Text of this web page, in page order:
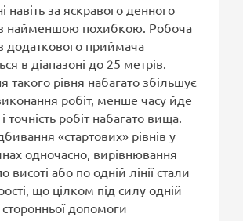
навіть за яскравого денного
з найменшою похибкою. Робоча
додаткового приймача
в діапазоні до 25 метрів.
такого рівня набагато збільшує
робіт, менше часу йде
точність робіт набагато вища.
«стартових» рівнів у
одночасно, вирівнювання
висоті або по одній лінії стали
що цілком під силу одній
допомоги